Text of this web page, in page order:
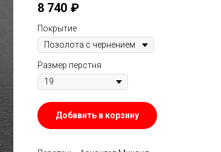
8 740 ₽
Покрытие
Размер перстня
Добавить в корзину